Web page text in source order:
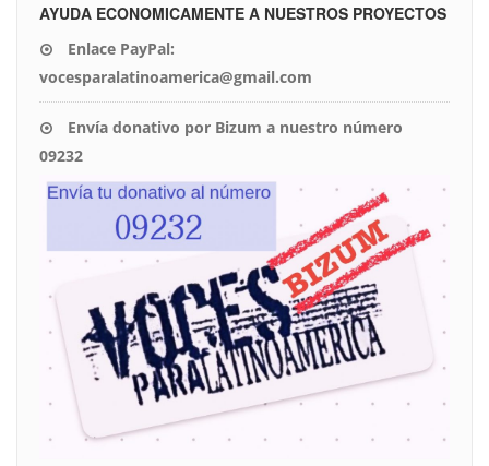
AYUDA ECONOMICAMENTE A NUESTROS PROYECTOS
Enlace PayPal:
vocesparalatinoamerica@gmail.com
Envía donativo por Bizum a nuestro número
09232